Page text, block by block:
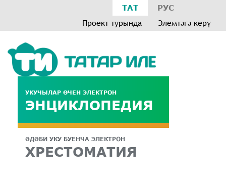
ТАТ РУС
Проект турында Элемтәгә керү
УКУЧЫЛАР ӨЧЕН ЭЛЕКТРОН
ЭНЦИКЛОПЕДИЯ
ӘДӘБИ УКУ БУЕНЧА ЭЛЕКТРОН
ХРЕСТОМАТИЯ